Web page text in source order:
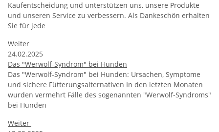
Kaufentscheidung und unterstützen uns, unsere Produkte
und unseren Service zu verbessern. Als Dankeschön erhalten
Sie für jede
Weiter
24.02.2025
Das "Werwolf-Syndrom" bei Hunden
Das "Werwolf-Syndrom" bei Hunden: Ursachen, Symptome
und sichere Fütterungsalternativen In den letzten Monaten
wurden vermehrt Fälle des sogenannten "Werwolf-Syndroms"
bei Hunden
Weiter